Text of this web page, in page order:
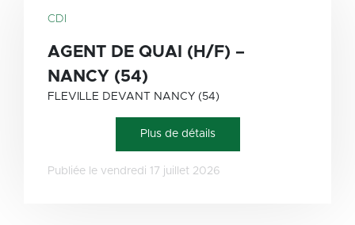
CDI
AGENT DE QUAI (H/F) –
NANCY (54)
FLEVILLE DEVANT NANCY (54)
Plus de détails
Publiée le vendredi 17 juillet 2026